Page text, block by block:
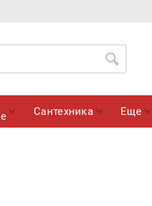
Сантехника Еще